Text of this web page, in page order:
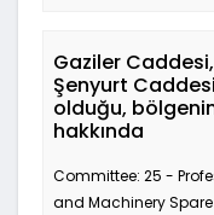
Gaziler
Şenyurt
olduğu,
hakkında
Committee: 25 -
and Machinery Spare